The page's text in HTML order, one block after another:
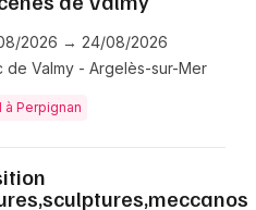
2026 → 24/08/2026
de Valmy - Argelès-sur-Mer
à Perpignan